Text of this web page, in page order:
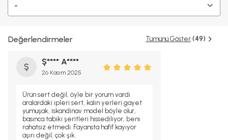
-
Değerlendirmeler Tümünü Göster (49)
Ş
Ş**** A****
26 Kasım 2025
Ürün sert değil, öyle bir yorum vardı
aralardaki ipleri sert, kalın yerleri gayet
yumuşak, iskandinav model böyle olur,
basınca tabiki şeritleri hissediliyor, beni
rahatsız etmedi. Fayansta hafif kayıyor
aşırı değil, çok şık.